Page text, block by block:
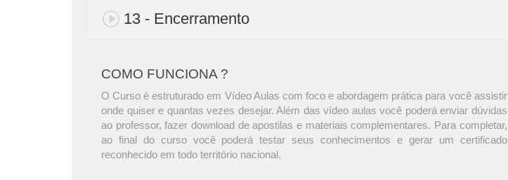
13 - Encerramento
COMO FUNCIONA ?
O Curso é estruturado em Vídeo Aulas com foco e abordagem prática para você assistir
onde quiser e quantas vezes desejar. Além das vídeo aulas você poderá enviar dúvidas
ao professor, fazer download de apostilas e materiais complementares. Para completar,
ao final do curso você poderá testar seus conhecimentos e gerar um certificado
reconhecido em todo território nacional.